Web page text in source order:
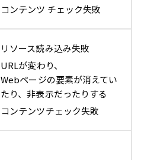
コンテンツ チェック失敗
リソース読み込み失敗
URLが変わり、
Webページの要素が消えてい
たり、非表示だったりする
コンテンツチェック失敗